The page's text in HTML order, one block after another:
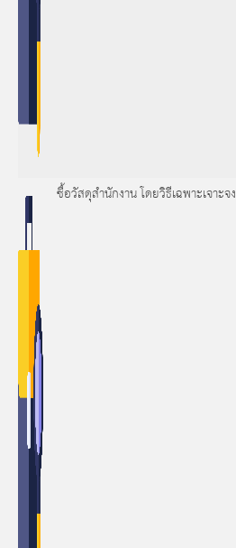
ซื้อวัสดุสำนักงาน โดยวิธีเฉพาะเจาะจง